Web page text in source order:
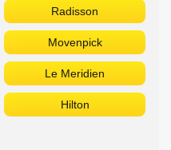
Radisson
Movenpick
Le Meridien
Hilton